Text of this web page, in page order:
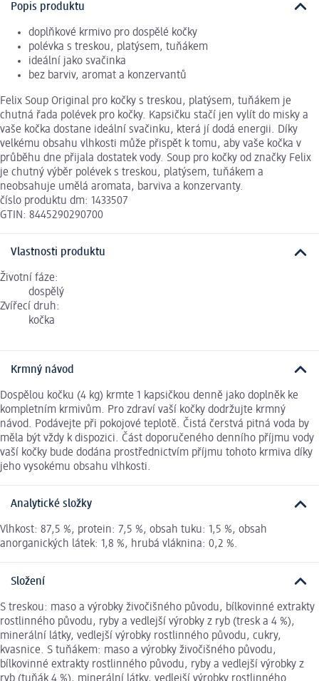
Popis produktu
doplňkové krmivo pro dospělé kočky
polévka s treskou, platýsem, tuňákem
ideální jako svačinka
bez barviv, aromat a konzervantů
Felix Soup Original pro kočky s treskou, platýsem, tuňákem je
chutná řada polévek pro kočky. Kapsičku stačí jen vylít do misky a
vaše kočka dostane ideální svačinku, která jí dodá energii. Díky
velkému obsahu vlhkosti může přispět k tomu, aby vaše kočka v
průběhu dne přijala dostatek vody. Soup pro kočky od značky Felix
je chutný výběr polévek s treskou, platýsem, tuňákem a
neobsahuje umělá aromata, barviva a konzervanty.
číslo produktu dm: 1433507
GTIN: 8445290290700
Vlastnosti produktu
Životní fáze:
dospělý
Zvířecí druh:
kočka
Krmný návod
Dospělou kočku (4 kg) krmte 1 kapsičkou denně jako doplněk ke
kompletním krmivům. Pro zdraví vaší kočky dodržujte krmný
návod. Podávejte při pokojové teplotě. Čistá čerstvá pitná voda by
měla být vždy k dispozici. Část doporučeného denního příjmu vody
vaší kočky bude dodána prostřednictvím příjmu tohoto krmiva díky
jeho vysokému obsahu vlhkosti.
Analytické složky
Vlhkost: 87,5 %, protein: 7,5 %, obsah tuku: 1,5 %, obsah
anorganických látek: 1,8 %, hrubá vláknina: 0,2 %.
Složení
S treskou: maso a výrobky živočišného původu, bílkovinné extrakty
rostlinného původu, ryby a vedlejší výrobky z ryb (tresk a 4 %),
minerální látky, vedlejší výrobky rostlinného původu, cukry,
kvasnice. S tuňákem: maso a výrobky živočišného původu,
bílkovinné extrakty rostlinného původu, ryby a vedlejší výrobky z